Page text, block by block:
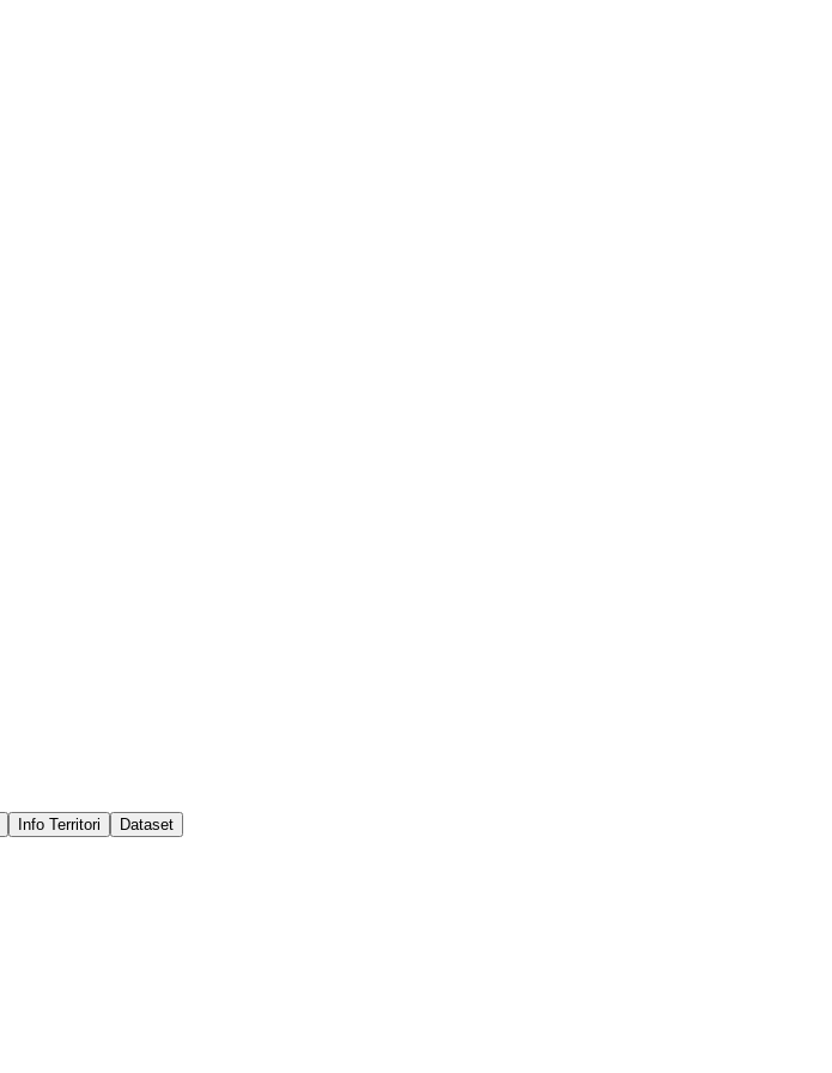
Info Territori Dataset